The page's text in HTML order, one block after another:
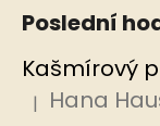
Poslední
Hodnocení
| Hana